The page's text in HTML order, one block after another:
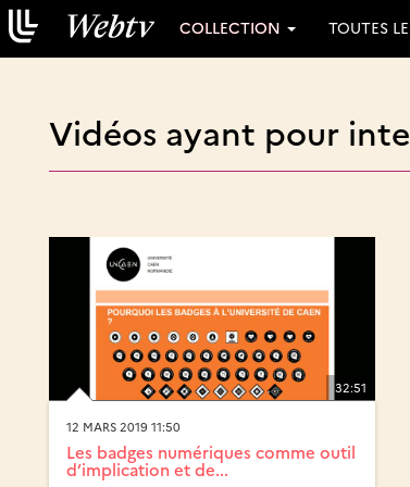
COLLECTION TOUTES
Vidéos ayant pour
32:51
12 MARS 2019 11:50
Les badges numériques comme outil
d’implication et de...